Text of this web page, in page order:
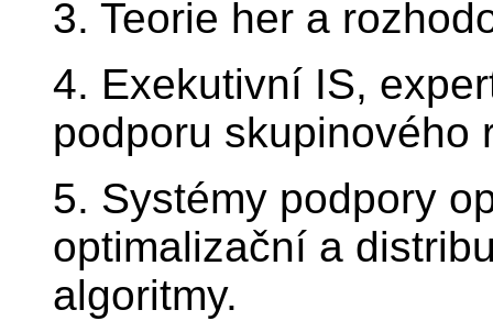
3. Teorie her a
4. Exekutivní IS,
podporu skupinového
5. Systémy podpory
optimalizační a
algoritmy.